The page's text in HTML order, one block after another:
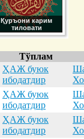
Қуръони карим
тиловати
Тўплам
ҲАЖ буюк
ибодатдир
ҲАЖ буюк
ибодатдир
ҲАЖ буюк
ибодатдир